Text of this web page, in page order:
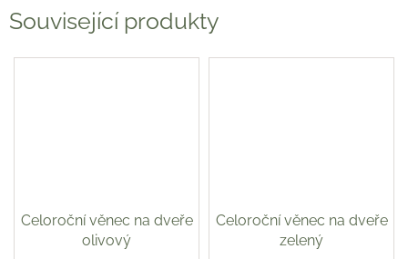
Související produkty
Celoroční věnec na dveře
olivový
Celoroční věnec na dveře
zelený